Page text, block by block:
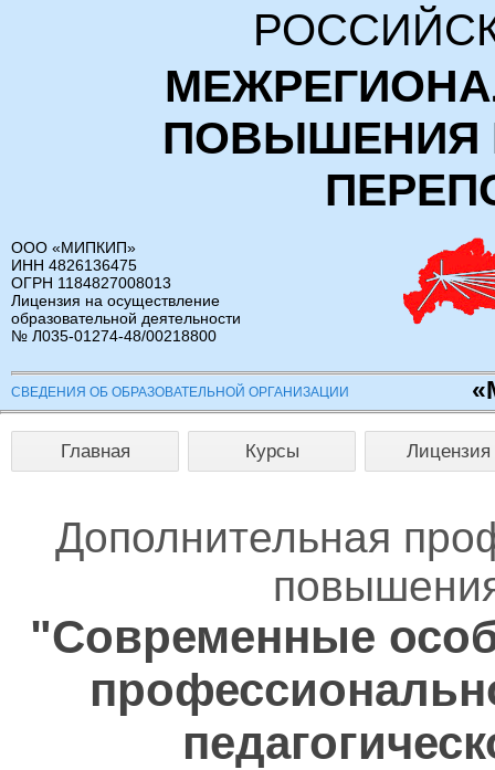
ПОВЫШЕНИЯ
ООО «МИПКИП»
ИНН 4826136475
ОГРН 1184827008013
Лицензия на осуществление
образовательной деятельности
№ Л035-01274-48/00218800
СВЕДЕНИЯ ОБ ОБРАЗОВАТЕЛЬНОЙ ОРГАНИЗАЦИИ
Главная Курсы Лицензия
Дополнительная
"Современные